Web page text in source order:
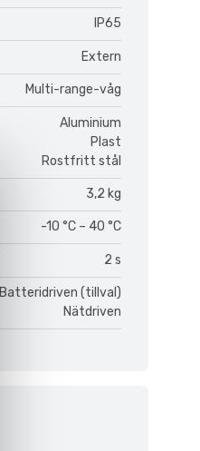
IP65
Extern
Multi-range-våg
Aluminium
Plast
Rostfritt stål
3,2 kg
-10 °C – 40 °C
2 s
Batteridriven (tillval)
Nätdriven